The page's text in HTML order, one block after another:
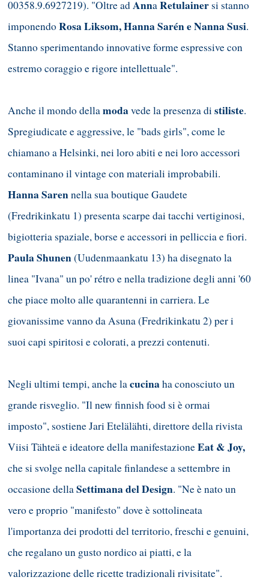
00358.9.6927219). "Oltre adAnnaRetulainersi stanno
imponendoRosa Liksom, Hanna Sarén e Nanna Susi.
Stanno sperimentando innovative forme espressive con
estremo coraggio e rigore intellettuale".
Anche il mondo dellamodavede la presenza di stiliste.
Spregiudicate e aggressive, le "bads girls", come le
chiamano a Helsinki, nei loro abiti e nei loro accessori
contaminano il vintage con materiali improbabili.
Hanna Sarennella sua boutique Gaudete
(Fredrikinkatu 1) presenta scarpe dai tacchi vertiginosi,
bigiotteria spaziale, borse e accessori in pelliccia e fiori.
Paula Shunen(Uudenmaankatu 13) ha disegnato la
linea "Ivana" un po' rétro e nella tradizione degli anni '60
che piace molto alle quarantenni in carriera. Le
giovanissime vanno da Asuna (Fredrikinkatu 2) per i
suoi capi spiritosi e colorati, a prezzi contenuti.
Negli ultimi tempi, anche lacucinaha conosciuto un
grande risveglio. "Il new finnish food si è ormai
imposto", sostiene Jari Etelälähti, direttore della rivista
Viisi Tähteä e ideatore della manifestazioneEat & Joy,
che si svolge nella capitale finlandese a settembre in
occasione dellaSettimana del Design. "Ne è nato un
vero e proprio "manifesto" dove è sottolineata
l'importanza dei prodotti del territorio, freschi e genuini,
che regalano un gusto nordico ai piatti, e la
valorizzazione delle ricette tradizionali rivisitate".